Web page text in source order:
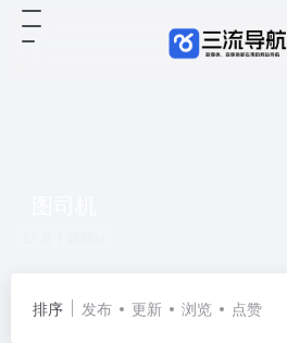
排序 发布 更新 浏览 点赞